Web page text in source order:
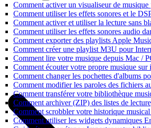
Comment activer un visualiseur de
Comment utiliser les effets sonores et le
Comment activer et utiliser la lecture sans
Comment utiliser les effets sonores audio
Comment exporter des playlists Apple
Comment créer une playlist M3U pour
Comment lire votre musique depuis Mac /
Comment écouter votre propre musique sur
Comment changer les pochettes d'albums
Comment modifier les paroles des fichiers
Comment transférer votre bibliothèque
Comment archiver (ZIP) des listes de
Comment scrobbler votre historique
Comment utiliser les widgets dynamiques